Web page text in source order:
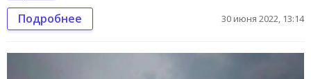
Подробнее 30 июня 2022, 13:14